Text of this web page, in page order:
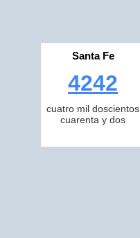
Santa Fe
4242
cuatro mil doscientos
cuarenta y dos